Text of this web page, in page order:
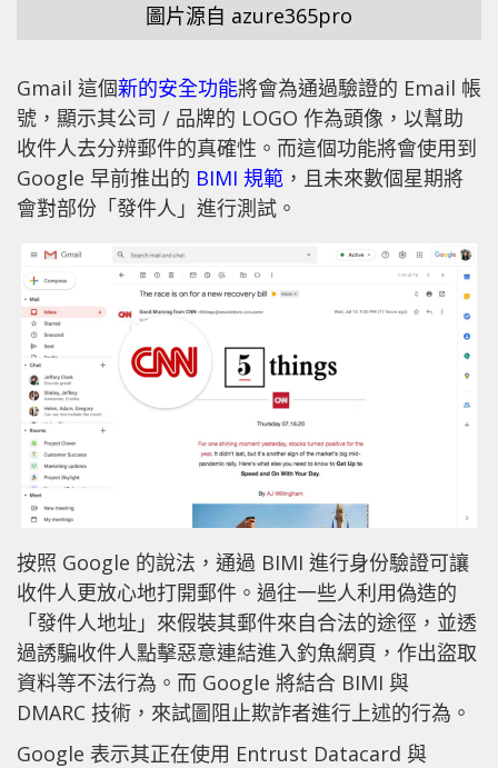
圖片源自 azure365pro
Gmail 這個新的安全功能將會為通過驗證的 Email 帳
號，顯示其公司 / 品牌的 LOGO 作為頭像，以幫助
收件人去分辨郵件的真確性。而這個功能將會使用到
Google 早前推出的 BIMI 規範 ，且未來數個星期將
會對部份「發件人」進行測試。
按照 Google 的說法，通過 BIMI 進行身份驗證可讓
收件人更放心地打開郵件。過往一些人利用偽造的
「發件人地址」來假裝其郵件來自合法的途徑，並透
過誘騙收件人點擊惡意連結進入釣魚網頁，作出盜取
資料等不法行為。而 Google 將結合 BIMI 與
DMARC 技術，來試圖阻止欺詐者進行上述的行為。
Google 表示其正在使用 Entrust Datacard 與